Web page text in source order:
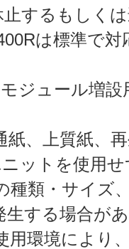
するもしく
は標準で対
ジュール増設
紙、上質紙、
ットを使用
種類・サイズ
生する場合が
用環境により